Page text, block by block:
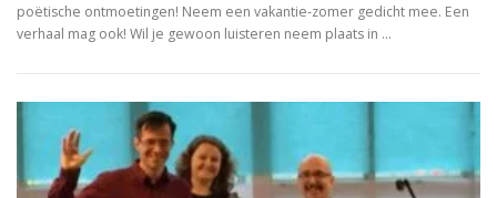
poëtische ontmoetingen! Neem een vakantie-zomer gedicht mee. Een
verhaal mag ook! Wil je gewoon luisteren neem plaats in …